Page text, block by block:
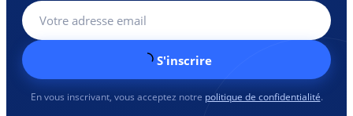
S'inscrire
En vous inscrivant, vous acceptez notre politique de confidentialité.